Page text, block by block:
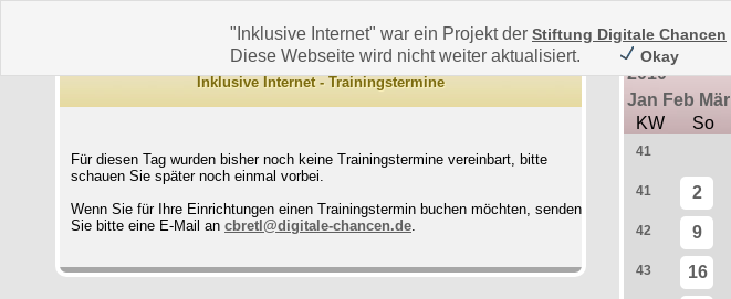
"Inklusive Internet" war ein Projekt der Stiftung Digitale Chancen
Diese Webseite wird nicht weiter aktualisiert.
Okay
Inklusive Internet - Trainingstermine
Für diesen Tag wurden bisher noch keine Trainingstermine vereinbart, bitte
schauen Sie später noch einmal vorbei.
Wenn Sie für Ihre Einrichtungen einen Trainingstermin buchen möchten, senden
Sie bitte eine E-Mail an cbretl@digitale-chancen.de.
2010
Jan Feb Mär
KW
So
41
41 2
42 9
43 16